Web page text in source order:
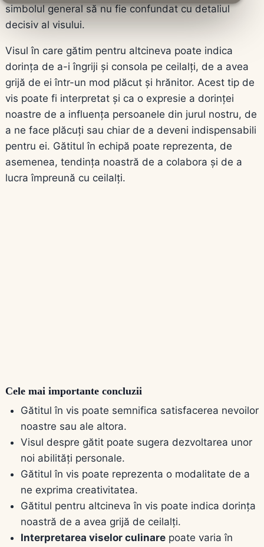
simbolul general să nu fie confundat cu detaliul
decisiv al visului.
Visul în care gătim pentru altcineva poate indica
dorința de a-i îngriji și consola pe ceilalți, de a avea
grijă de ei într-un mod plăcut și hrănitor. Acest tip de
vis poate fi interpretat și ca o expresie a dorinței
noastre de a influența persoanele din jurul nostru, de
a ne face plăcuți sau chiar de a deveni indispensabili
pentru ei. Gătitul în echipă poate reprezenta, de
asemenea, tendința noastră de a colabora și de a
lucra împreună cu ceilalți.
Cele mai importante concluzii
Gătitul în vis poate semnifica satisfacerea nevoilor
noastre sau ale altora.
Visul despre gătit poate sugera dezvoltarea unor
noi abilități personale.
Gătitul în vis poate reprezenta o modalitate de a
ne exprima creativitatea.
Gătitul pentru altcineva în vis poate indica dorința
noastră de a avea grijă de ceilalți.
Interpretarea viselor culinarepoate varia în